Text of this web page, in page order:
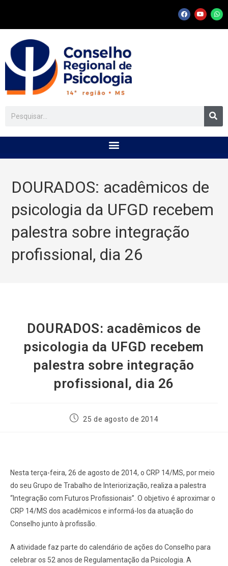
DOURADOS: acadêmicos de
psicologia da UFGD recebem
palestra sobre integração
profissional, dia 26
DOURADOS: acadêmicos de
psicologia da UFGD recebem
palestra sobre integração
profissional, dia 26
25 de agosto de 2014
Nesta terça-feira, 26 de agosto de 2014, o CRP 14/MS, por meio
do seu Grupo de Trabalho de Interiorização, realiza a palestra
“Integração com Futuros Profissionais”. O objetivo é aproximar o
CRP 14/MS dos acadêmicos e informá-los da atuação do
Conselho junto à profissão.
A atividade faz parte do calendário de ações do Conselho para
celebrar os 52 anos de Regulamentação da Psicologia. A